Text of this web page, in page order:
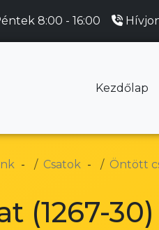
8:00 - 16:00
Kezdőlap
Csatok Öntött
(1267-30)